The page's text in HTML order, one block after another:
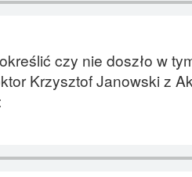
czy nie doszło w
Krzysztof Janowski z